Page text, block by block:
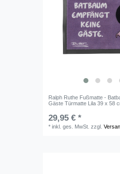
Ralph Ruthe Fußmatte -
Gäste Türmatte Lila 39 x 58
29,95 € *
*inkl. ges. MwSt. zzgl.